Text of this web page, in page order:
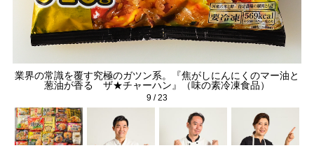
業界の常識を覆す究極のガツン系。『焦がしにんにくのマー油と
葱油が香る ザ★チャーハン』（味の素冷凍食品）
9 /23